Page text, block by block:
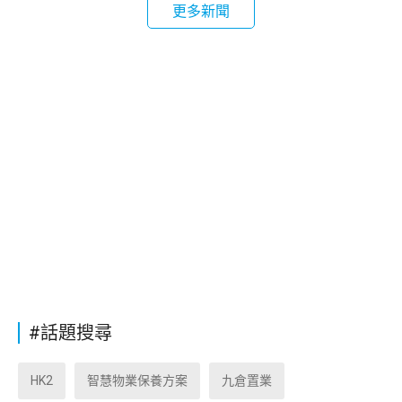
更多新聞
#話題搜尋
HK2 智慧物業保養方案 九倉置業